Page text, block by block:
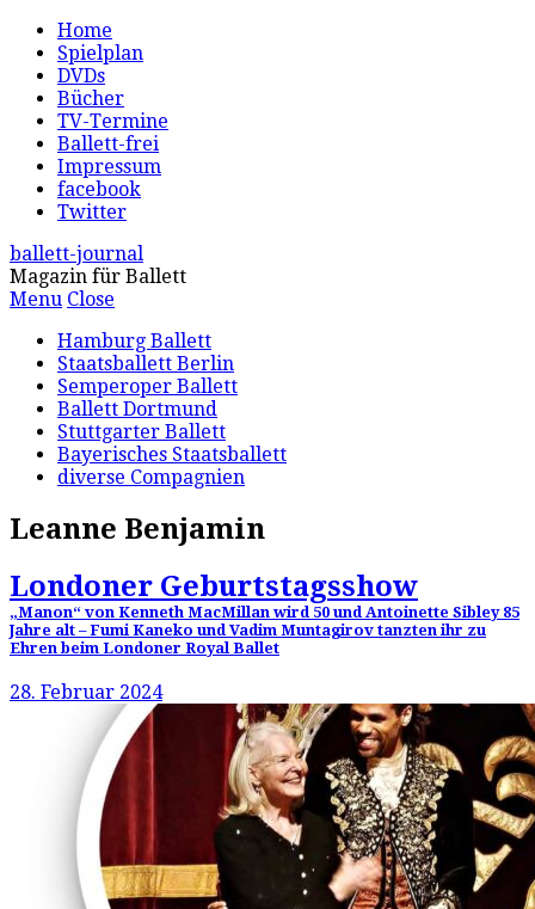
Home
Spielplan
DVDs
Bücher
TV-Termine
Ballett-frei
Impressum
facebook
Twitter
ballett-journal
Magazin für Ballett
Menu Close
Hamburg Ballett
Staatsballett Berlin
Semperoper Ballett
Ballett Dortmund
Stuttgarter Ballett
Bayerisches Staatsballett
diverse Compagnien
Leanne Benjamin
Londoner Geburtstagsshow
„Manon“ von Kenneth MacMillan wird 50 und Antoinette Sibley 85
Jahre alt – Fumi Kaneko und Vadim Muntagirov tanzten ihr zu
Ehren beim Londoner Royal Ballet
28. Februar 2024